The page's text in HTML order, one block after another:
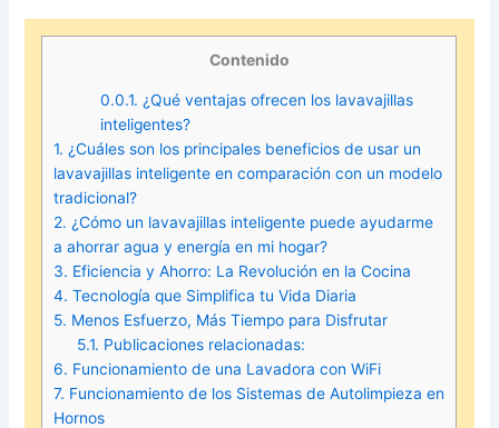
Contenido
0.0.1. ¿Qué ventajas ofrecen los lavavajillas
inteligentes?
1. ¿Cuáles son los principales beneficios de usar un
lavavajillas inteligente en comparación con un modelo
tradicional?
2. ¿Cómo un lavavajillas inteligente puede ayudarme
a ahorrar agua y energía en mi hogar?
3. Eficiencia y Ahorro: La Revolución en la Cocina
4. Tecnología que Simplifica tu Vida Diaria
5. Menos Esfuerzo, Más Tiempo para Disfrutar
5.1. Publicaciones relacionadas:
6. Funcionamiento de una Lavadora con WiFi
7. Funcionamiento de los Sistemas de Autolimpieza en
Hornos